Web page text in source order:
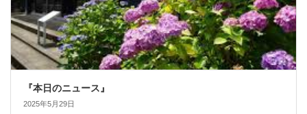
『本日のニュース』
2025年5月29日